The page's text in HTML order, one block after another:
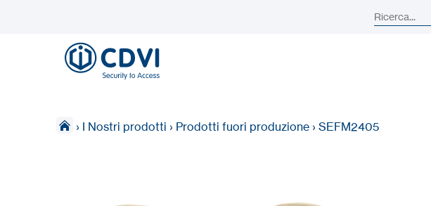
› I Nostri prodotti › Prodotti fuori produzione › SEFM2405